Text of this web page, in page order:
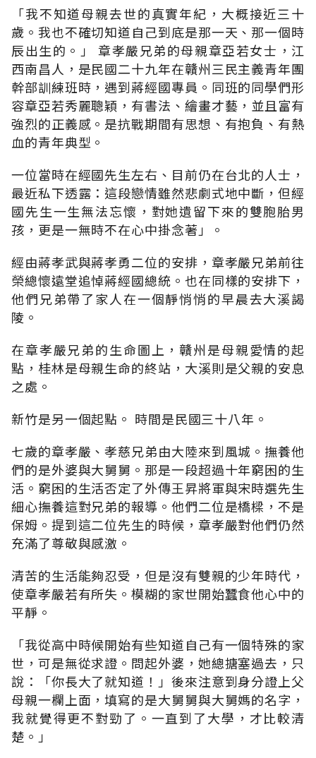
「我不知道母親去世的真實年紀，大概接近三十
歲。我也不確切知道自己到底是那一天、那一個時
辰出生的。」 章孝嚴兄弟的母親章亞若女士，江
西南昌人，是民國二十九年在贛州三民主義青年團
幹部訓練班時，遇到蔣經國專員。同班的同學們形
容章亞若秀麗聰穎，有書法、繪畫才藝，並且富有
強烈的正義感。是抗戰期間有思想、有抱負、有熱
血的青年典型。
一位當時在經國先生左右、目前仍在台北的人士，
最近私下透露：這段戀情雖然悲劇式地中斷，但經
國先生一生無法忘懷，對她遺留下來的雙胞胎男
孩，更是一無時不在心中掛念著」。
經由蔣孝武與蔣孝勇二位的安排，章孝嚴兄弟前往
榮總懷遠堂追悼蔣經國總統。也在同樣的安排下，
他們兄弟帶了家人在一個靜悄悄的早晨去大溪謁
陵。
在章孝嚴兄弟的生命圖上，贛州是母親愛情的起
點，桂林是母親生命的終站，大溪則是父親的安息
之處。
新竹是另一個起點。 時間是民國三十八年。
七歲的章孝嚴、孝慈兄弟由大陸來到風城。撫養他
們的是外婆與大舅舅。那是一段超過十年窮困的生
活。窮困的生活否定了外傳王昇將軍與宋時選先生
細心撫養這對兄弟的報導。他們二位是橋樑，不是
保姆。提到這二位先生的時候，章孝嚴對他們仍然
充滿了尊敬與感激。
清苦的生活能夠忍受，但是沒有雙親的少年時代，
使章孝嚴若有所失。模糊的家世開始蠶食他心中的
平靜。
「我從高中時候開始有些知道自己有一個特殊的家
世，可是無從求證。問起外婆，她總搪塞過去，只
說：「你長大了就知道！」後來注意到身分證上父
母親一欄上面，填寫的是大舅舅與大舅媽的名字，
我就覺得更不對勁了。一直到了大學，才比較清
楚。」